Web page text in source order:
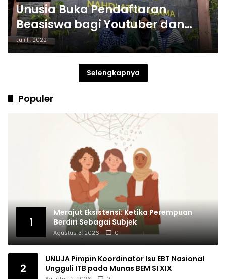
Unusia Buka Pendaftaran
Beasiswa bagi Youtuber dan
Selebgram untuk Semua Prodi
Juli 11, 2022
Selengkapnya
Populer
1
Merajut Eksistensi: Ketika Perempuan
Berdiri Sebagai Subjek
Agustus 3, 2026 0
2
UNUJA Pimpin Koordinator Isu EBT Nasional
Ungguli ITB pada Munas BEM SI XIX